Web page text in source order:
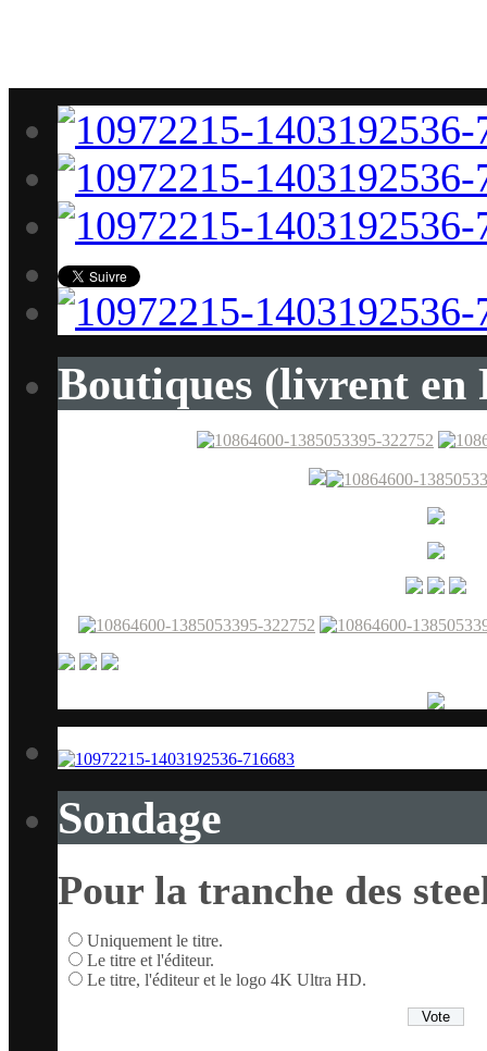
Boutiques (livrent en
Sondage
Pour la tranche des
Uniquement le titre.
Le titre et l'éditeur.
Le titre, l'éditeur et le logo 4K Ultra HD.